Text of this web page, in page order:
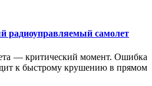
радиоуправляемый самолет
— критический момент. Ошибка
к быстрому крушению в прямом